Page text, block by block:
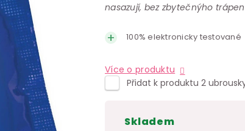
nasazují, bez zbytečnýho
100% elektronicky testované
Více o produktu
Přidat k produktu 2
skladem